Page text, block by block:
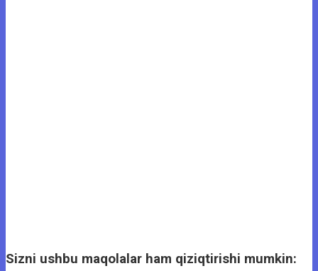
Sizni ushbu maqolalar ham qiziqtirishi mumkin: